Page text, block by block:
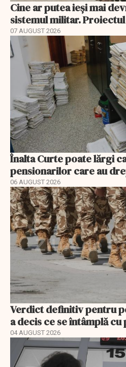
Cine ar putea ieși mai
sistemul militar.
07 AUGUST 2026
Înalta Curte poate lărgi
pensionarilor care au
06 AUGUST 2026
Verdict definitiv pentru
a decis ce se întâmplă
04 AUGUST 2026